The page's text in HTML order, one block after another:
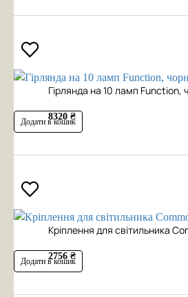
Гірлянда на 10 ламп Function,
8320 ₴
Додати в кошик
Кріплення для світильника
2756 ₴
Додати в кошик